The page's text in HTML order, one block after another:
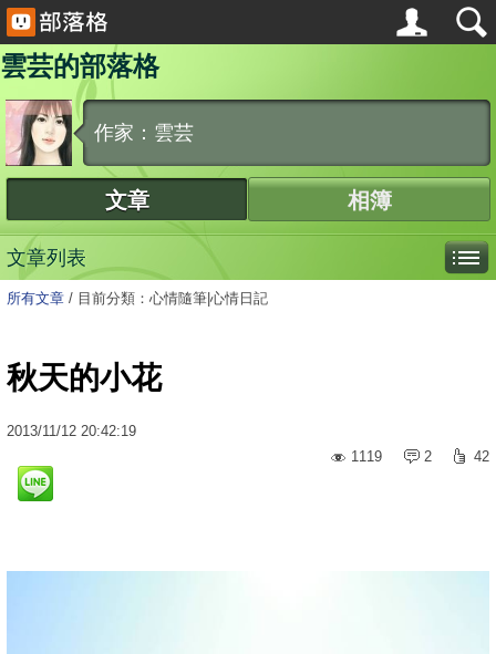
雲芸的部落格
作家：雲芸
文章 相簿
文章列表
所有文章 / 目前分類：心情隨筆|心情日記
秋天的小花
2013/11/12 20:42:19
1119
2 42